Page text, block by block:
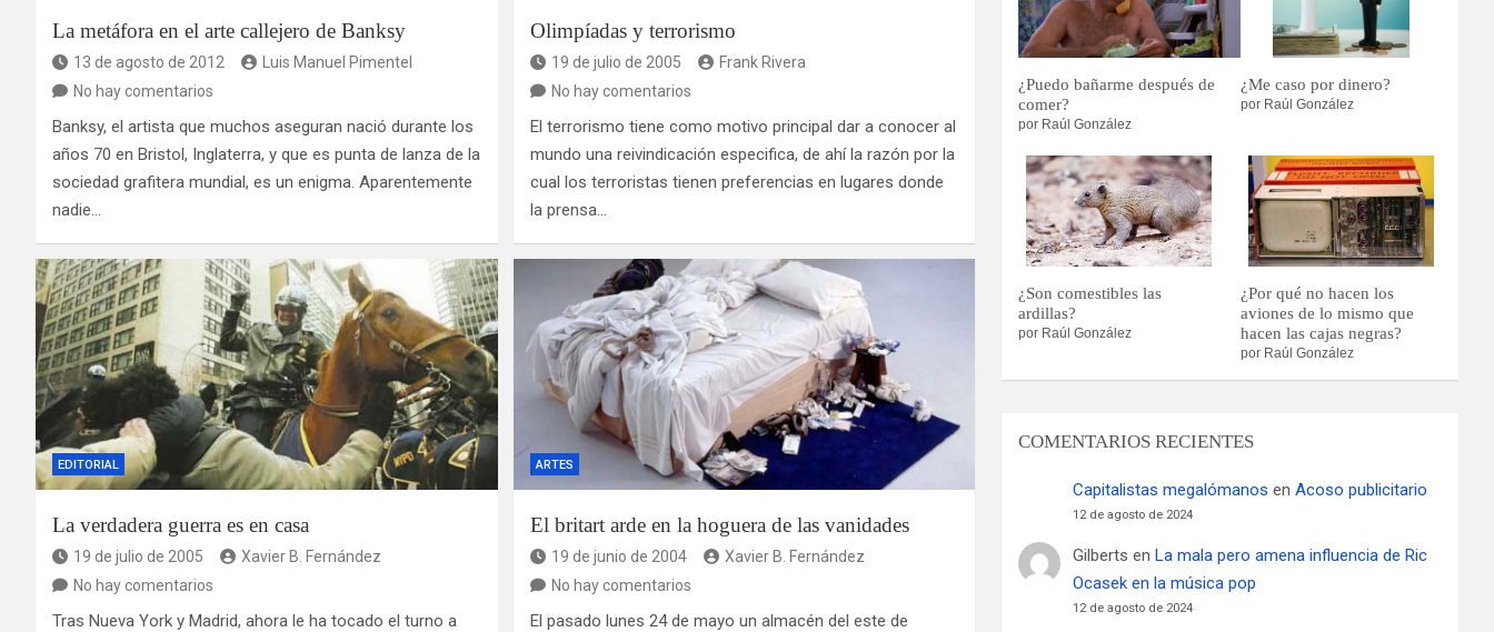
La metáfora en el arte callejero de Banksy
13 de agosto de 2012
Luis Manuel Pimentel
No hay comentarios
Banksy, el artista que muchos aseguran nació durante los
años 70 en Bristol, Inglaterra, y que es punta de lanza de la
sociedad grafitera mundial, es un enigma. Aparentemente
nadie…
Olimpíadas y terrorismo
19 de julio de 2005
Frank Rivera
No hay comentarios
El terrorismo tiene como motivo principal dar a conocer al
mundo una reivindicación especifica, de ahí la razón por la
cual los terroristas tienen preferencias en lugares donde
la prensa…
EDITORIAL
La verdadera guerra es en casa
19 de julio de 2005
Xavier B. Fernández
No hay comentarios
Tras Nueva York y Madrid, ahora le ha tocado el turno a
ARTES
El britart arde en la hoguera de las vanidades
19 de junio de 2004
Xavier B. Fernández
No hay comentarios
El pasado lunes 24 de mayo un almacén del este de
¿Puedo bañarme después de
comer?
por Raúl González
¿Me caso por dinero?
por Raúl González
¿Son comestibles las
ardillas?
por Raúl González
¿Por qué no hacen los
aviones de lo mismo que
hacen las cajas negras?
por Raúl González
COMENTARIOS RECIENTES
Capitalistas megalómanos enAcoso publicitario
12 de agosto de 2024
Gilberts en La mala pero amena influencia de Ric
Ocasek en la música pop
12 de agosto de 2024